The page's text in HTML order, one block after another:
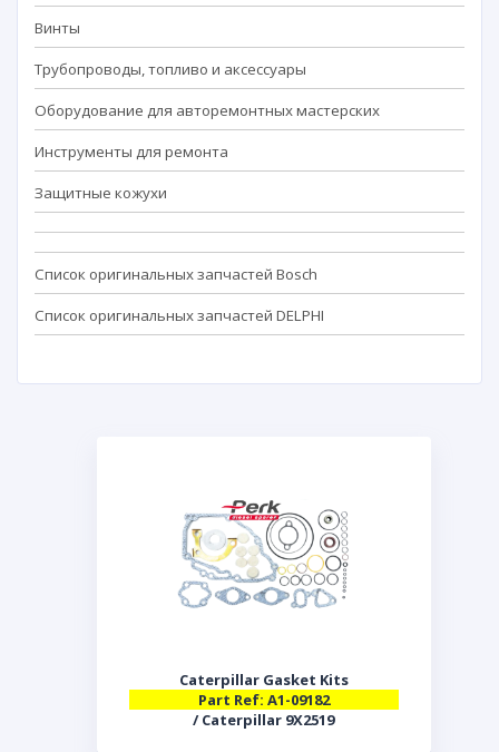
Винты
Трубопроводы, топливо и аксессуары
Оборудование для авторемонтных мастерских
Инструменты для ремонта
Защитные кожухи
Список оригинальных запчастей Bosch
Список оригинальных запчастей DELPHI
Caterpillar Gasket Kits
Part Ref: A1-09182
/ Caterpillar 9X2519